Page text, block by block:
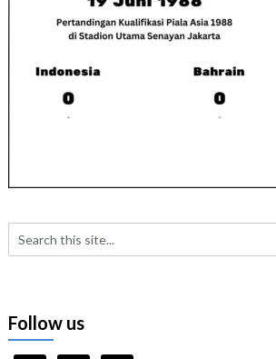
Follow us